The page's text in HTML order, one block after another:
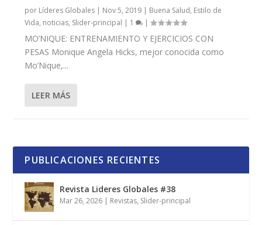
por Líderes Globales | Nov 5, 2019 | Buena Salud, Estilo de
Vida, noticias, Slider-principal | 1 |
MO’NIQUE: ENTRENAMIENTO Y EJERCICIOS CON
PESAS Monique Angela Hicks, mejor conocida como
Mo’Nique,...
LEER MÁS
PUBLICACIONES RECIENTES
Revista Lideres Globales #38
Mar 26, 2026 | Revistas, Slider-principal